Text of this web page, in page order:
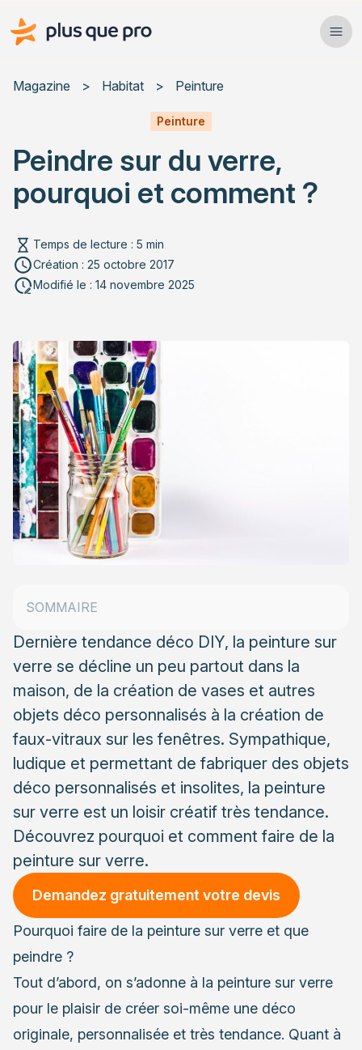
Plus que pro Mag'
Services
Actualités
Rechercher un article
Magazine > Habitat > Peinture
Peinture
Peindre sur du verre,
pourquoi et comment ?
Temps de lecture : 5 min
Création : 25 octobre 2017
Modifié le : 14 novembre 2025
Dernière tendance déco DIY, la peinture sur
verre se décline un peu partout dans la
maison, de la création de vases et autres
objets déco personnalisés à la création de
faux-vitraux sur les fenêtres. Sympathique,
ludique et permettant de fabriquer des objets
déco personnalisés et insolites, la peinture
sur verre est un loisir créatif très tendance.
Découvrez pourquoi et comment faire de la
peinture sur verre.
Demandez gratuitement votre devis
Pourquoi faire de la peinture sur verre et que
peindre ?
Tout d’abord, on s’adonne à la peinture sur verre
pour le plaisir de créer soi-même une déco
originale, personnalisée et très tendance. Quant à
SOMMAIRE
Pourquoi faire de la peinture sur verre et que
peindre ?
Types de peinture pour la peinture sur verre
Peinture sur vitre pour personnaliser les fenêtres
Peinture sur verre pour personnaliser les miroirs
Peinture sur verre pour personnaliser les objets
Comment faire de la peinture sur verre ?